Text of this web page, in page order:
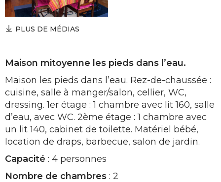
PLUS DE MÉDIAS
Maison mitoyenne les pieds dans l’eau.
Maison les pieds dans l’eau. Rez-de-chaussée :
cuisine, salle à manger/salon, cellier, WC,
dressing. 1er étage : 1 chambre avec lit 160, salle
d’eau, avec WC. 2ème étage : 1 chambre avec
un lit 140, cabinet de toilette. Matériel bébé,
location de draps, barbecue, salon de jardin.
Capacité : 4 personnes
Nombre de chambres : 2